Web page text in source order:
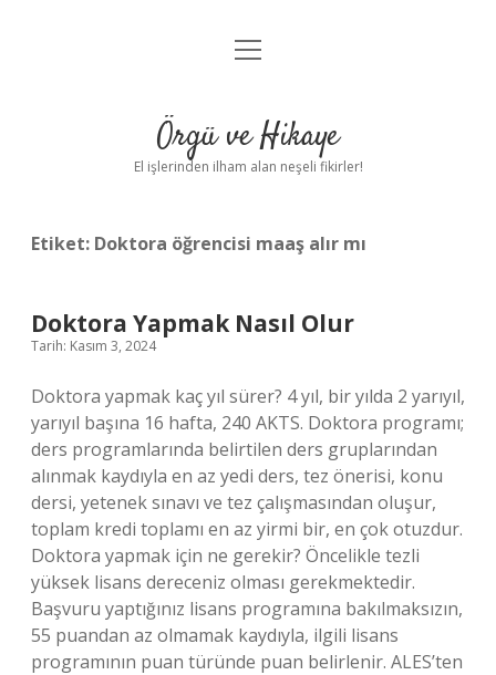
Anasayfa
Yasal Uyarı
menüyü
Örgü ve Hikaye
El işlerinden ilham alan neşeli fikirler!
Etiket: Doktora öğrencisi maaş alır mı
Doktora Yapmak Nasıl Olur
Tarih: Kasım 3, 2024
Doktora yapmak kaç yıl sürer? 4 yıl, bir yılda 2 yarıyıl,
yarıyıl başına 16 hafta, 240 AKTS. Doktora programı;
ders programlarında belirtilen ders gruplarından
alınmak kaydıyla en az yedi ders, tez önerisi, konu
dersi, yetenek sınavı ve tez çalışmasından oluşur,
toplam kredi toplamı en az yirmi bir, en çok otuzdur.
Doktora yapmak için ne gerekir? Öncelikle tezli
yüksek lisans dereceniz olması gerekmektedir.
Başvuru yaptığınız lisans programına bakılmaksızın,
55 puandan az olmamak kaydıyla, ilgili lisans
programının puan türünde puan belirlenir. ALES’ten